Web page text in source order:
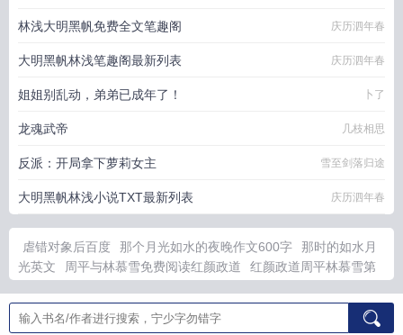
林浅大明黑帆免费全文笔趣阁 庆历泗年春
大明黑帆林浅笔趣阁最新列表 庆历泗年春
姐姐别乱动，弟弟已成年了！ 卜了
龙魂武帝 几枝相思
反派：开局拿下萝莉女主 雪至剑落归途
大明黑帆林浅小说TXT最新列表 庆历泗年春
虐错对象后百度 那个月光如水的夜晚作文600字
那时的如水月
光英文
周平与林慕雪免费阅读红颜政道
红颜政道周平林慕雪第
裁领养的
我的绝色总裁老婆双胞胎 周平林慕雪正版全文阅读
那
月光如水的夜晚阅读
但抽象版篱笆好文学 开局孤儿院有系统的